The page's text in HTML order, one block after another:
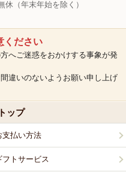
休（年末年始を除く）
ください
へご迷惑をおかけする事象が発
違いのないようお願い申し上げ
ップ
支払い方法
フトサービス